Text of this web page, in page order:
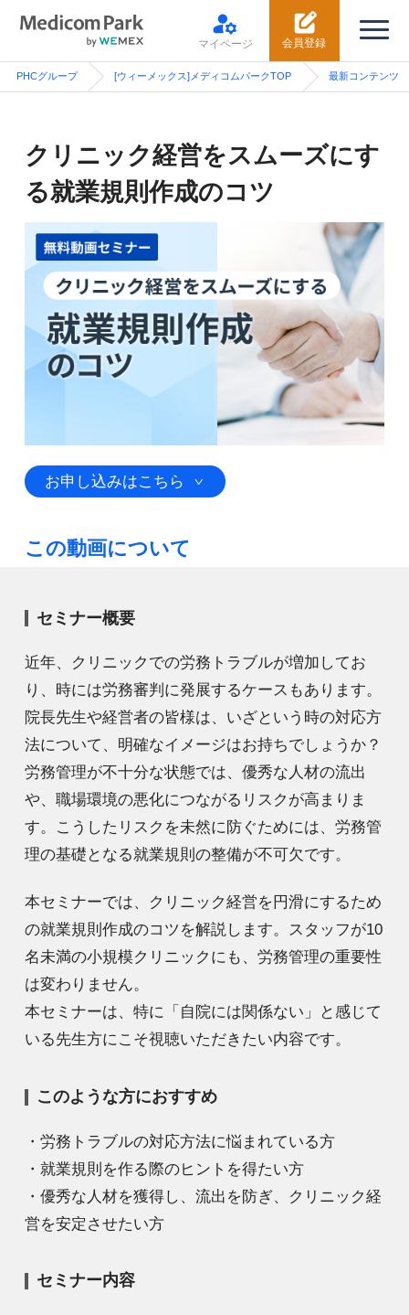
会員登録
マイページ
PHCグループ [ウィーメックス]メディコムパークTOP 最新コンテンツ
クリニック経営をスムーズにす
る就業規則作成のコツ
お申し込みはこちら
この動画について
セミナー概要
近年、クリニックでの労務トラブルが増加してお
り、時には労務審判に発展するケースもあります。
院長先生や経営者の皆様は、いざという時の対応方
法について、明確なイメージはお持ちでしょうか？
労務管理が不十分な状態では、優秀な人材の流出
や、職場環境の悪化につながるリスクが高まりま
す。こうしたリスクを未然に防ぐためには、労務管
理の基礎となる就業規則の整備が不可欠です。
本セミナーでは、クリニック経営を円滑にするため
の就業規則作成のコツを解説します。スタッフが10
名未満の小規模クリニックにも、労務管理の重要性
は変わりません。
本セミナーは、特に「自院には関係ない」と感じて
いる先生方にこそ視聴いただきたい内容です。
このような方におすすめ
・労務トラブルの対応方法に悩まれている方
・就業規則を作る際のヒントを得たい方
・優秀な人材を獲得し、流出を防ぎ、クリニック経
営を安定させたい方
セミナー内容